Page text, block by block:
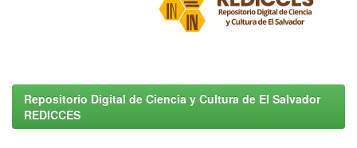
Repositorio Digital de Ciencia y Cultura de El Salvador
REDICCES